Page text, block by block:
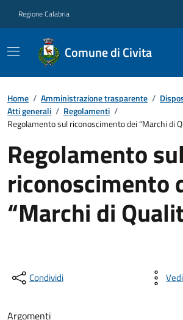
Regione Calabria
Comune di Civita
Home / Amministrazione trasparente /
Atti generali / Regolamenti /
Regolamento sul riconoscimento dei “Marchi di
Regolamento sul
riconoscimento
“Marchi di
Condividi
Argomenti